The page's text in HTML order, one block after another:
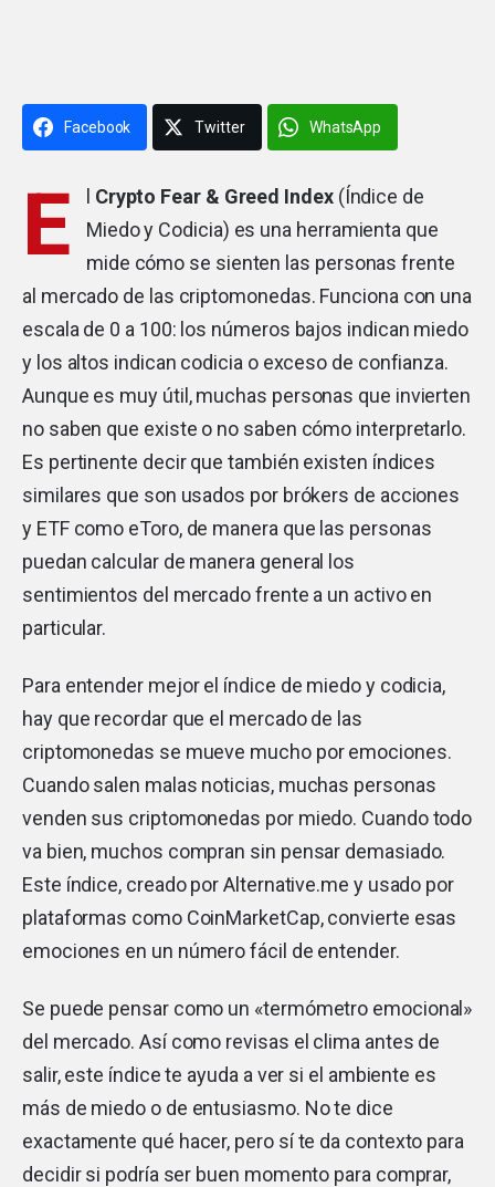
Facebook Twitter WhatsApp
E Crypto Fear & Greed Index(Índice de
Miedo y Codicia) es una herramienta que
mide cómo se sienten las personas frente
al mercado de las criptomonedas. Funciona con una
escala de 0 a 100: los números bajos indican miedo
y los altos indican codicia o exceso de confianza.
Aunque es muy útil, muchas personas que invierten
no saben que existe o no saben cómo interpretarlo.
Es pertinente decir que también existen índices
similares que son usados por brókers de acciones
y ETF como eToro, de manera que las personas
puedan calcular de manera general los
sentimientos del mercado frente a un activo en
particular.
Para entender mejor el índice de miedo y codicia,
hay que recordar que el mercado de las
criptomonedas se mueve mucho por emociones.
Cuando salen malas noticias, muchas personas
venden sus criptomonedas por miedo. Cuando todo
va bien, muchos compran sin pensar demasiado.
Este índice, creado por Alternative.me y usado por
plataformas como CoinMarketCap, convierte esas
emociones en un número fácil de entender.
Se puede pensar como un «termómetro emocional»
del mercado. Así como revisas el clima antes de
salir, este índice te ayuda a ver si el ambiente es
más de miedo o de entusiasmo. No te dice
exactamente qué hacer, pero sí te da contexto para
decidir si podría ser buen momento para comprar,